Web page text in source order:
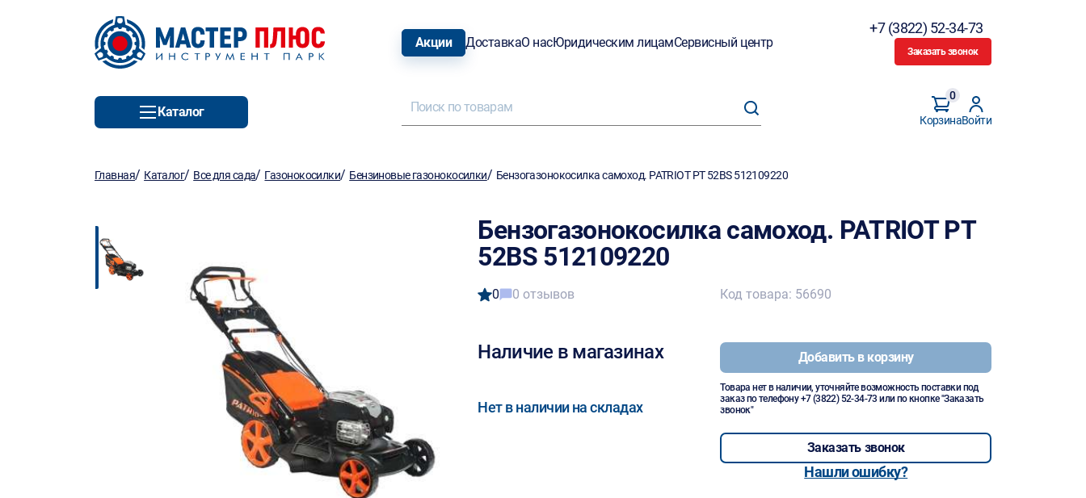
Акции ДоставкаО насЮридическим лицамСервисный центр
+7 (3822) 52-34-73
Заказать звонок
Каталог
Корзина
0
Войти
Главная/ Каталог/ Все для сада/ Газонокосилки/ Бензиновые газонокосилки/ Бензогазонокосилка самоход. PATRIOT PT 52BS 512109220
Бензогазонокосилка самоход. PATRIOT PT
52BS 512109220
0 0 отзывов
Наличие в магазинах
Нет в наличии на складах
Код товара: 56690
Добавить в корзину
Товара нет в наличии, уточняйте возможность поставки под
заказ по телефону+7 (3822) 52-34-73 или по кнопке "Заказать
звонок"
Заказать звонок
Нашли ошибку?